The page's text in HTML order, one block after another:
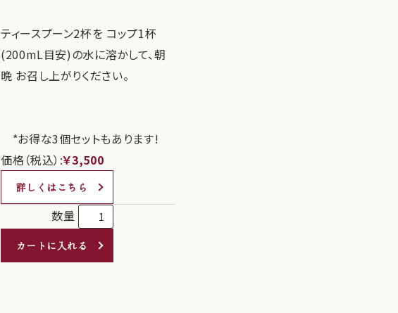
ティースプーン2杯を コップ1杯
(200mL目安)の水に溶かして、朝
晩 お召し上がりください。
*お得な3個セットもあります!
価格（税込）:￥3,500
詳しくはこちら
数量
カートに入れる